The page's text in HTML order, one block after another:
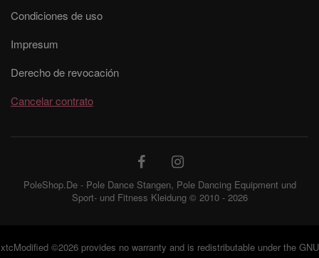
Condiciones de uso
Impresum
Derecho de revocación
Cancelar contrato
PoleShop.De - Pole Dance Stangen, Pole Dancing Equipment und
Sport- und Fitness Kleidung © 2010 - 2026
xtcModified©2026 provides no warranty and is redistributable under the GNU